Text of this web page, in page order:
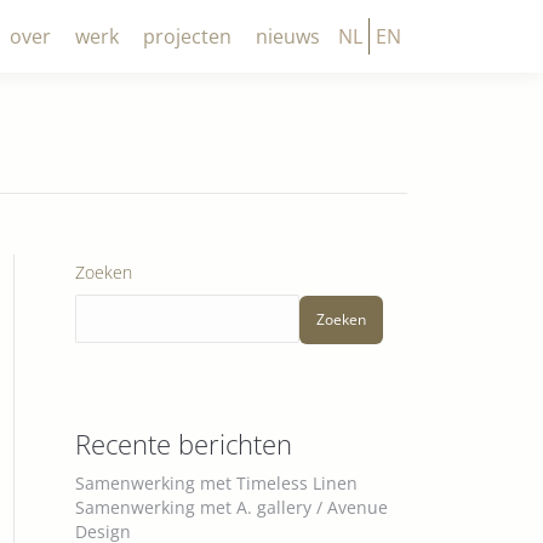
over werk projecten nieuws NL EN
Zoeken
Zoeken
Recente berichten
Samenwerking met Timeless Linen
Samenwerking met A. gallery / Avenue
Design